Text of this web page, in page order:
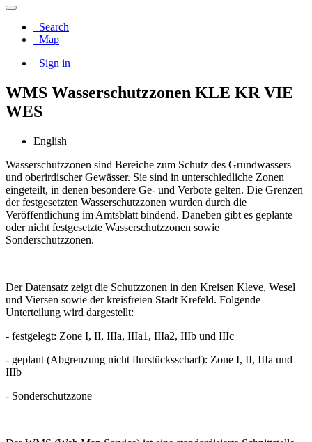
Search
Map
Sign in
WMS Wasserschutzzonen KLE KR VIE
WES
English
Wasserschutzzonen sind Bereiche zum Schutz des Grundwassers
und oberirdischer Gewässer. Sie sind in unterschiedliche Zonen
eingeteilt, in denen besondere Ge- und Verbote gelten. Die Grenzen
der festgesetzten Wasserschutzzonen wurden durch die
Veröffentlichung im Amtsblatt bindend. Daneben gibt es geplante
oder nicht festgesetzte Wasserschutzzonen sowie
Sonderschutzzonen.
Der Datensatz zeigt die Schutzzonen in den Kreisen Kleve, Wesel
und Viersen sowie der kreisfreien Stadt Krefeld. Folgende
Unterteilung wird dargestellt:
- festgelegt: Zone I, II, IIIa, IIIa1, IIIa2, IIIb und IIIc
- geplant (Abgrenzung nicht flurstücksscharf): Zone I, II, IIIa und
IIIb
- Sonderschutzzone